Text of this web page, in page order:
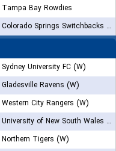
Tampa Bay Rowdies
Colorado Springs Switchbacks FC
Sydney University FC (W)
Gladesville Ravens (W)
Western City Rangers (W)
University of New South Wales (W)
Northern Tigers (W)